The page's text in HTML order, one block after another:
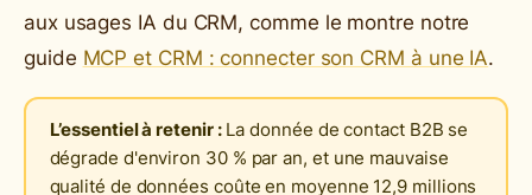
aux usages IA du CRM, comme le montre notre
guide MCP et CRM : connecter son CRM à une IA.
L’essentiel à retenir :La donnée de contact B2B se
dégrade d'environ 30 % par an, et une mauvaise
qualité de données coûte en moyenne 12,9 millions